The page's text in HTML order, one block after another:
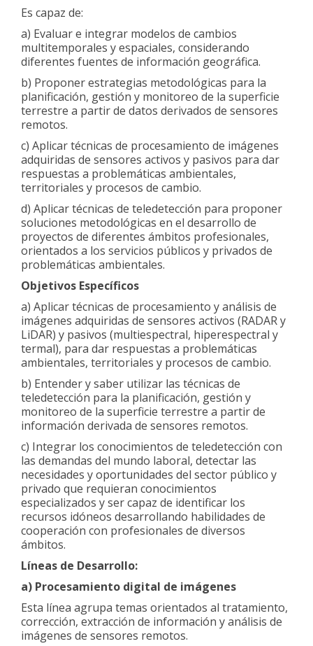
Es capaz de:
a) Evaluar e integrar modelos de cambios
multitemporales y espaciales, considerando
diferentes fuentes de información geográfica.
b) Proponer estrategias metodológicas para la
planificación, gestión y monitoreo de la superficie
terrestre a partir de datos derivados de sensores
remotos.
c) Aplicar técnicas de procesamiento de imágenes
adquiridas de sensores activos y pasivos para dar
respuestas a problemáticas ambientales,
territoriales y procesos de cambio.
d) Aplicar técnicas de teledetección para proponer
soluciones metodológicas en el desarrollo de
proyectos de diferentes ámbitos profesionales,
orientados a los servicios públicos y privados de
problemáticas ambientales.
Objetivos Específicos
a) Aplicar técnicas de procesamiento y análisis de
imágenes adquiridas de sensores activos (RADAR y
LiDAR) y pasivos (multiespectral, hiperespectral y
termal), para dar respuestas a problemáticas
ambientales, territoriales y procesos de cambio.
b) Entender y saber utilizar las técnicas de
teledetección para la planificación, gestión y
monitoreo de la superficie terrestre a partir de
información derivada de sensores remotos.
c) Integrar los conocimientos de teledetección con
las demandas del mundo laboral, detectar las
necesidades y oportunidades del sector público y
privado que requieran conocimientos
especializados y ser capaz de identificar los
recursos idóneos desarrollando habilidades de
cooperación con profesionales de diversos
ámbitos.
Líneas de Desarrollo:
a) Procesamiento digital de imágenes
Esta línea agrupa temas orientados al tratamiento,
corrección, extracción de información y análisis de
imágenes de sensores remotos.